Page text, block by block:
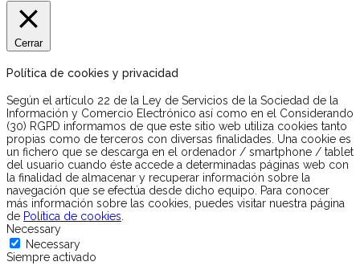
Cerrar
Política de cookies y privacidad
Según el artículo 22 de la Ley de Servicios de la Sociedad de la
Información y Comercio Electrónico así como en el Considerando
(30) RGPD informamos de que este sitio web utiliza cookies tanto
propias como de terceros con diversas finalidades. Una cookie es
un fichero que se descarga en el ordenador / smartphone / tablet
del usuario cuando éste accede a determinadas páginas web con
la finalidad de almacenar y recuperar información sobre la
navegación que se efectúa desde dicho equipo. Para conocer
más información sobre las cookies, puedes visitar nuestra página
de Política de cookies
Necessary
Necessary
Siempre activado